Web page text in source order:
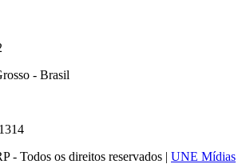
- Brasil
- Todos os direitos reservados | UNE Mídias